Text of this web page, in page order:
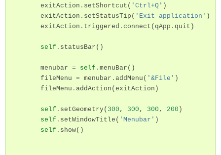
exitAction . setShortcut ( 'Ctrl+Q' )
exitAction . setStatusTip ( 'Exit application' )
exitAction . triggered . connect ( qApp . quit )
self . statusBar ()
menubar = self . menuBar ()
fileMenu = menubar . addMenu ( '&File' )
fileMenu . addAction ( exitAction )
self . setGeometry( 300 , 300 , 300 , 200 )
self . setWindowTitle ( 'Menubar' )
self . show()